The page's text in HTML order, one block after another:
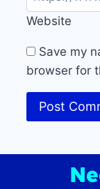
Website
Save my
browser for